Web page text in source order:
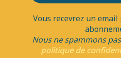
Vous recevrez un
Nous ne spammons
politique de